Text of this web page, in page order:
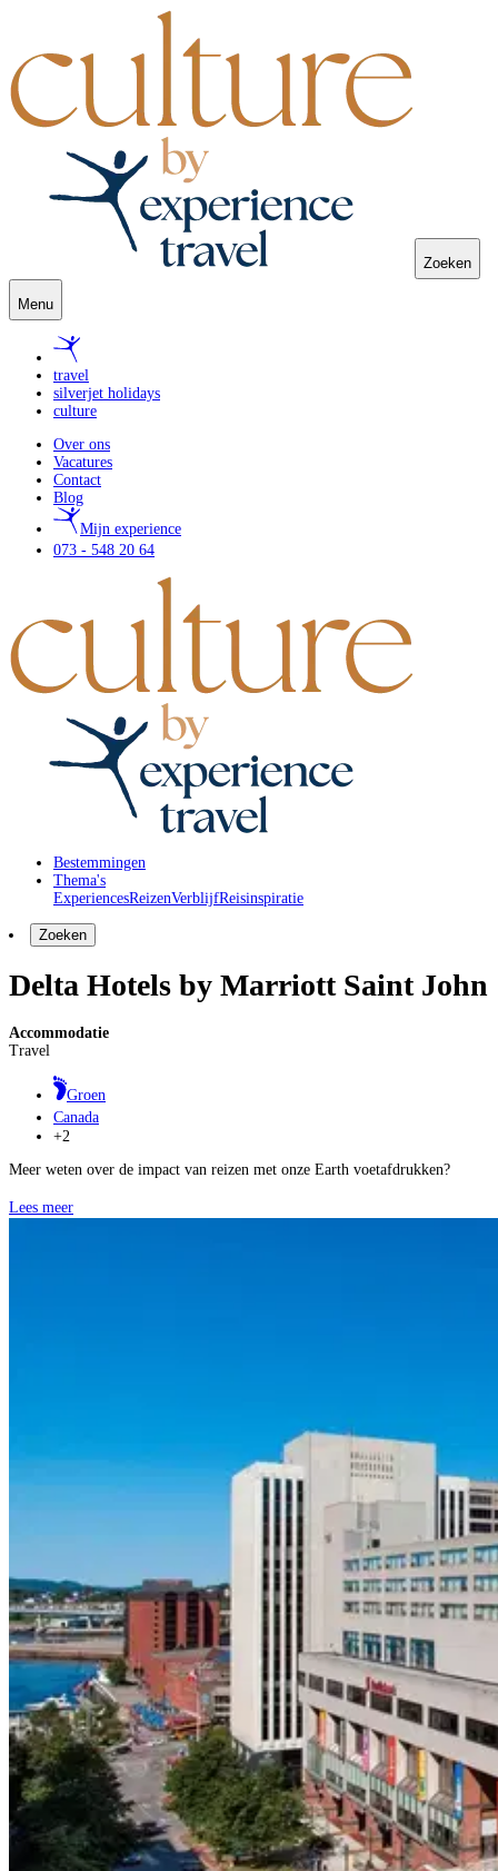
Zoeken
Menu
travel
silverjet holidays
culture
Over ons
Vacatures
Contact
Blog
Mijn experience
073 - 548 20 64
Bestemmingen
Thema's
ExperiencesReizenVerblijfReisinspiratie
Zoeken
Delta Hotels by Marriott Saint John
Accommodatie
Travel
Groen
Canada
+2
Meer weten over de impact van reizen met onze Earth voetafdrukken?
Lees meer